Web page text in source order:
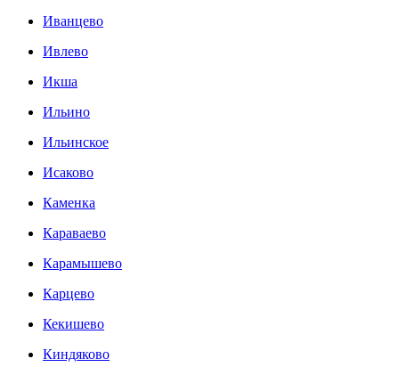
Иванцево
Ивлево
Икша
Ильино
Ильинское
Исаково
Каменка
Караваево
Карамышево
Карцево
Кекишево
Киндяково